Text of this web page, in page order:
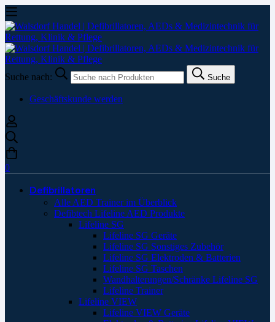
Suche nach: Suche
Geschäftskunde werden
0
Defibrillatoren
Alle AED Trainer im Überblick
Defibtech Lifeline AED Produkte
Lifeline SG
Lifeline SG Geräte
Lifeline SG Sonstiges Zubehör
Lifeline SG Elektroden & Batterien
Lifeline SG Taschen
Wandhalterungen/Schränke Lifeline SG
Lifeline Trainer
Lifeline VIEW
Lifeline VIEW Geräte